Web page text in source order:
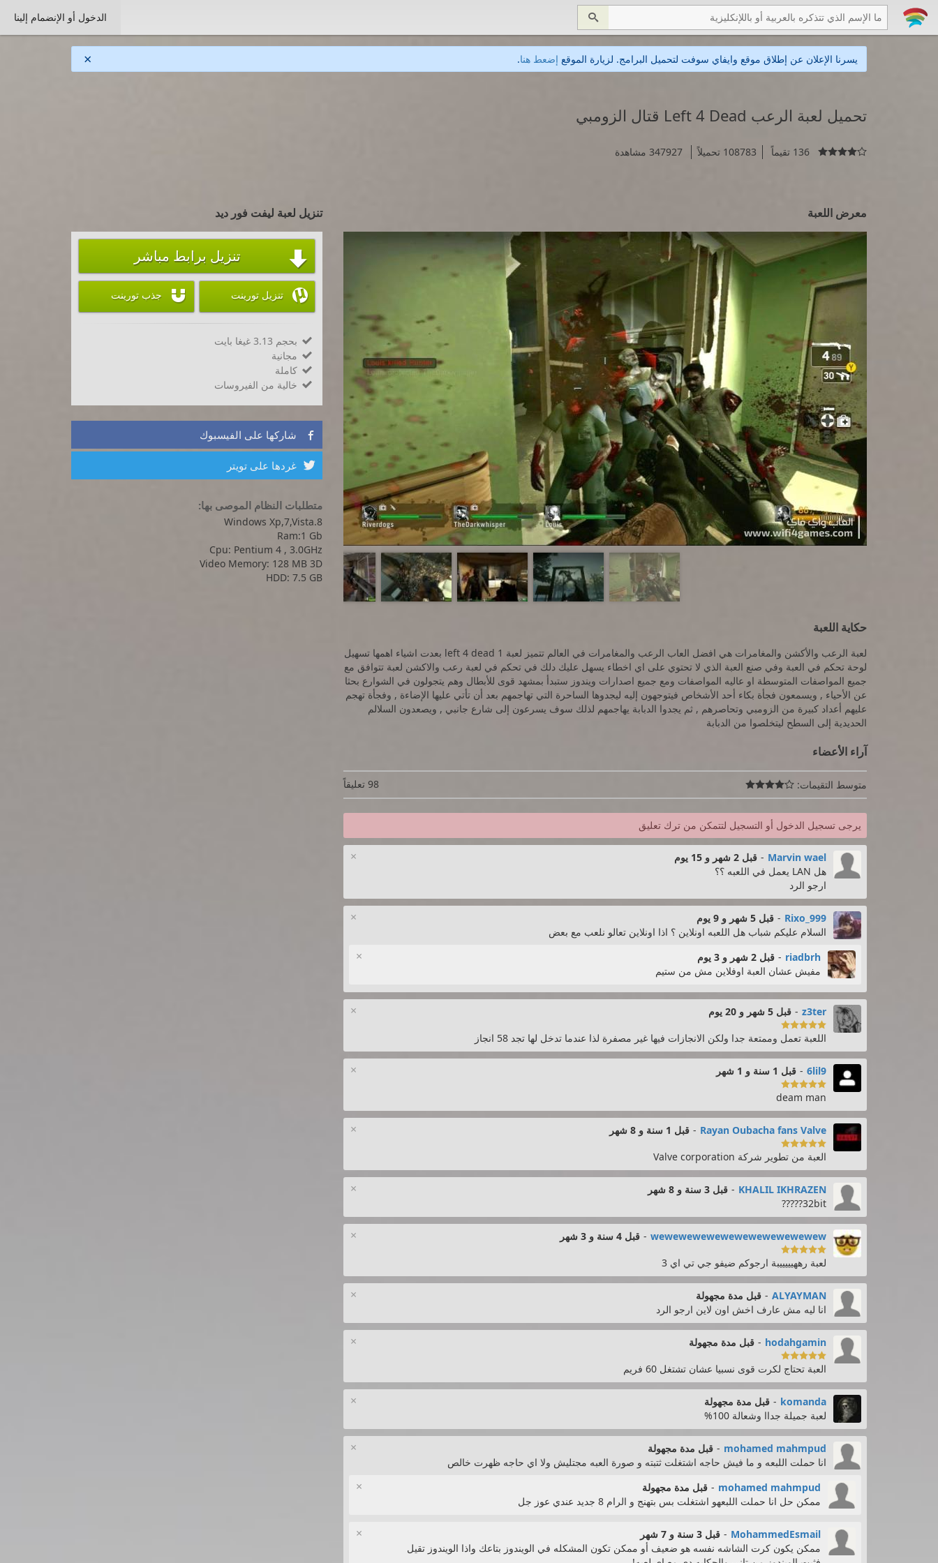
 الدخول أو الإنضمام إلينا
يسرنا الإعلان عن إطلاق موقع وايفاي سوفت لتحميل البرامج. لزيارة الموقع إضعط هنا.
×
تحميل لعبة الرعب Left 4 Dead قتال الزومبي
 136 تقيماً 108783 تحميلاً 347927 مشاهدة
معرض اللعبة
حكاية اللعبة
لعبة الرعب والأكشن والمغامرات هي افضل العاب الرعب والمغامرات في العالم تتميز لعبة 1 left 4 dead بعدت اشياء اهمها تسهيل
لوحة تحكم في العبة وفي صنع العبة الذي لا تحتوي على اي اخطاء يسهل عليك دلك في تحكم في لعبة رعب والاكشن لعبة تتوافق مع
جميع المواصفات المتوسطة او عاليه المواصفات ومع جميع اصدارات ويندوز ستبدأ بمشهد قوى للأبطال وهم يتجولون في الشوارع بحثا
عن الأحياء , ويسمعون فجأة بكاء أحد الأشخاص فيتوجهون إليه ليجدوها الساحرة التي تهاجمهم بعد أن تأتي عليها الإضاءة , وفجأة تهجم
عليهم أعداد كبيرة من الزومبي وتحاصرهم , ثم يجدوا الدبابة يهاجمهم لذلك سوف يسرعون إلى شارع جانبي , ويصعدون السلالم
الحديدية إلى السطح ليتخلصوا من الدبابة
آراء الأعضاء
متوسط التقيمات:  98 تعليقاً
يرجى تسجيل الدخول أو التسجيل لتتمكن من ترك تعليق
× Marvin wael
- قبل 2 شهر و 15 يوم
هل LAN يعمل في اللعبه ؟؟
ارجو الرد
× Rixo_999
- قبل 5 شهر و 9 يوم
السلام عليكم شباب هل اللعبه اونلاين ؟ اذا اونلاين تعالو نلعب مع بعض
× riadbrh
- قبل 2 شهر و 3 يوم
مفيش عشان العبة اوفلاين مش من ستيم
× z3ter
- قبل 5 شهر و 20 يوم

اللعبة تعمل وممتعة جدا ولكن الانجازات فيها غير مصفرة لذا عندما تدخل لها تجد 58 انجاز
× 6lil9
- قبل 1 سنة و 1 شهر

deam man
× Rayan Oubacha fans Valve
- قبل 1 سنة و 8 شهر

العبة من تطوير شركة Valve corporation
× KHALIL IKHRAZEN
- قبل 3 سنة و 8 شهر
32bit?????
× wewewewewewewewewewewewew
- قبل 4 سنة و 3 شهر

لعبة رههيييييبة ارجوكم ضيفو جي تي اي 3
× ALYAYMAN
- قبل مدة مجهولة
انا ليه مش عارف اخش اون لاين ارجو الرد
× hodahgamin
- قبل مدة مجهولة

العبة تحتاج لكرت قوى نسبيا عشان تشتغل 60 فريم
× komanda
- قبل مدة مجهولة
لعبة جميلة جداا وشعالة 100%
× mohamed mahmpud
- قبل مدة مجهولة
انا حملت اللبعه و ما فيش حاجه اشتغلت ثتبته و صورة العبه مجتليش ولا اي حاجه ظهرت خالص
× mohamed mahmpud
- قبل مدة مجهولة
ممكن حل انا حملت اللبعهو اشتغلت بس بتهنج و الرام 8 جديد عندي عوز جل
× MohammedEsmail
- قبل 3 سنة و 7 شهر
ممكن يكون كرت الشاشه نفسه هو ضعيف أو ممكن تكون المشكله في الويندوز بتاعك واذا الويندوز تقيل
تنزيل لعبة ليفت فور ديد
 تنزيل برابط مباشر
 تنزيل تورينت  جذب تورينت
 بحجم 3.13 غيغا بايت
 مجانية
 كاملة
 خالية من الفيروسات
 شاركها على الفيسبوك
 غردها على تويتر
متطلبات النظام الموصى بها:
Windows Xp,7,Vista.8
Ram:1 Gb
Cpu: Pentium 4 , 3.0GHz
Video Memory: 128 MB 3D
HDD: 7.5 GB